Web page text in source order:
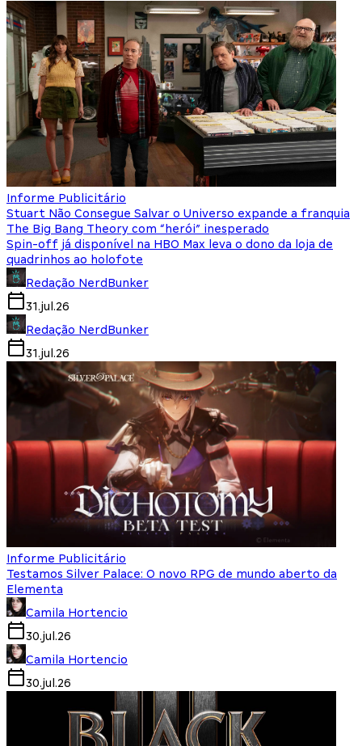
Informe Publicitário
Stuart Não Consegue Salvar o Universo expande a franquia
The Big Bang Theory com “herói” inesperado
Spin-off já disponível na HBO Max leva o dono da loja de
quadrinhos ao holofote
Redação NerdBunker
31.jul.26
Redação NerdBunker
31.jul.26
Informe Publicitário
Testamos Silver Palace: O novo RPG de mundo aberto da
Elementa
Camila Hortencio
30.jul.26
Camila Hortencio
30.jul.26